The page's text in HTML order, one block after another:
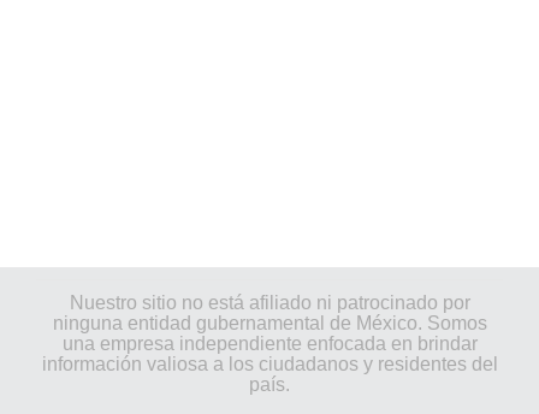
Nuestro sitio no está afiliado ni patrocinado por
ninguna entidad gubernamental de México. Somos
una empresa independiente enfocada en brindar
información valiosa a los ciudadanos y residentes del
país.